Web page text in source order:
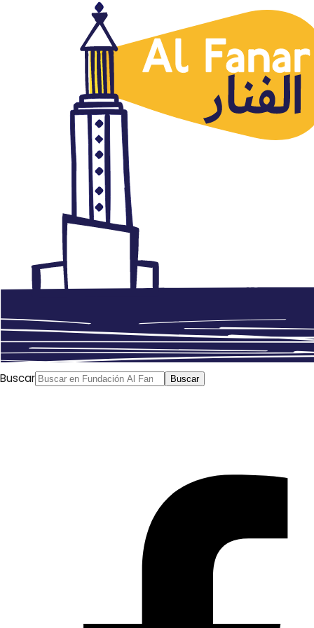
Buscar Buscar
El cómic también habla árabe
octubre 5, 2015 Autor: AlFanar
manos de este equipo: Fahmy, expolicía; Sahar, experta
en tecnología; Ram, científico y ciborg y Naguib, burro
inteligente gracias a la modificación genética. Son los
superhéroes nacidos de los trazos del dibujante Sherif
Adel. El cómic árabe ha experimentado un crecimiento
progresivo en los últimos diez años yha adquirido una